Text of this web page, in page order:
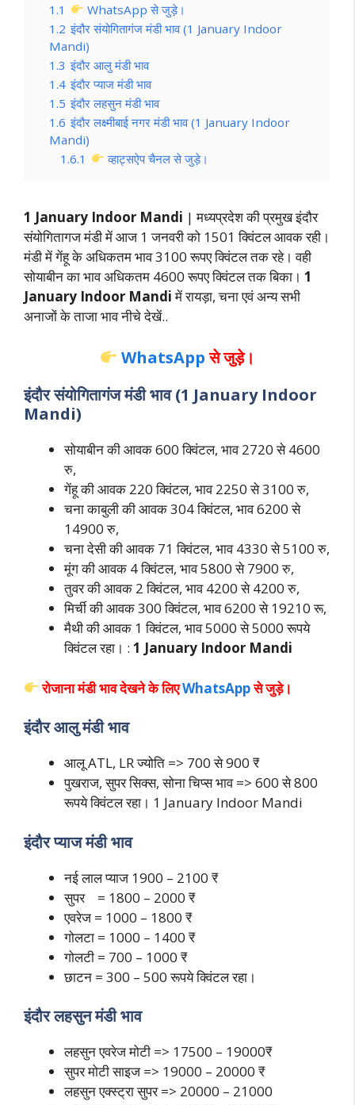
1.1
WhatsApp से जुड़े।
1.2 इंदौर संयोगितागंज मंडी भाव (1 January Indoor
Mandi)
1.3 इंदौर आलु मंडी भाव
1.4 इंदौर प्याज मंडी भाव
1.5 इंदौर लहसुन मंडी भाव
1.6 इंदौर लक्ष्मीबाई नगर मंडी भाव (1 January Indoor
Mandi)
1.6.1
व्हाट्सऐप चैनल से जुड़े।
1 January Indoor Mandi | मध्यप्रदेश की प्रमुख इंदौर
संयोगितागज मंडी में आज 1 जनवरी को 1501 क्विंटल आवक रही।
मंडी में गेंहू के अधिकतम भाव 3100 रूपए क्विंटल तक रहे। वही
सोयाबीन का भाव अधिकतम 4600 रूपए क्विंटल तक बिका। 1
January Indoor Mandiमें रायड़ा, चना एवं अन्य सभी
अनाजों के ताजा भाव नीचे देखें..
WhatsApp से जुड़े।
इंदौर संयोगितागंज मंडी भाव (1 January Indoor
Mandi)
सोयाबीन की आवक 600 क्विंटल, भाव 2720 से 4600
रु,
गेंहू की आवक 220 क्विंटल, भाव 2250 से 3100 रु,
चना काबुली की आवक 304 क्विंटल, भाव 6200 से
14900 रु,
चना देसी की आवक 71 क्विंटल, भाव 4330 से 5100 रु,
मूंग की आवक 4 क्विंटल, भाव 5800 से 7900 रु,
तुवर की आवक 2 क्विंटल, भाव 4200 से 4200 रु,
मिर्ची की आवक 300 क्विंटल, भाव 6200 से 19210 रू,
मैथी की आवक 1 क्विंटल, भाव 5000 से 5000 रूपये
क्विंटल रहा। : 1 January Indoor Mandi
रोजाना मंडी भाव देखने के लिएWhatsAppसे जुड़े।
इंदौर आलु मंडी भाव
आलू ATL, LR ज्योति => 700 से 900 ₹
पुखराज, सुपर सिक्स, सोना चिप्स भाव => 600 से 800
रूपये क्विंटल रहा। 1 January Indoor Mandi
इंदौर प्याज मंडी भाव
नई लाल प्याज 1900 – 2100 ₹
सुपर = 1800 – 2000 ₹
एवरेज = 1000 – 1800 ₹
गोलटा = 1000 – 1400 ₹
गोलटी = 700 – 1000 ₹
छाटन = 300 – 500 रूपये क्विंटल रहा।
इंदौर लहसुन मंडी भाव
लहसुन एवरेज मोटी => 17500 – 19000₹
सुपर मोटी साइज => 19000 – 20000 ₹
लहसुन एक्स्ट्रा सुपर => 20000 – 21000